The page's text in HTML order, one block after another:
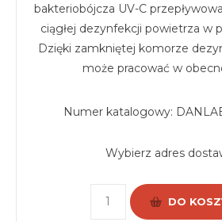
bakteriobójcza UV-C
ciągłej dezynfekcji powietrza w
Dzięki zamkniętej komorze
może pracować w
Numer katalogowy:
Wybierz adres
DO